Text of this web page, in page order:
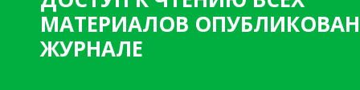
МАТЕРИАЛОВ
ЖУРНАЛЕ